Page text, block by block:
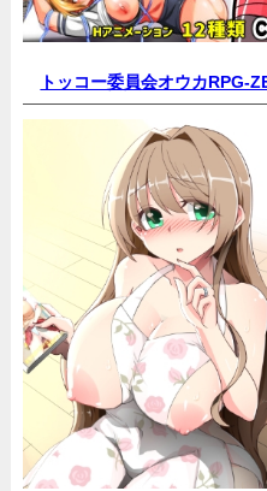
トッコー委員会オウカRPG-